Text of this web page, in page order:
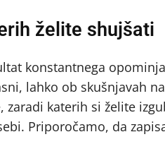
želite shujšati
konstantnega
lahko ob skušnjavah
katerih si želite
Priporočamo, da